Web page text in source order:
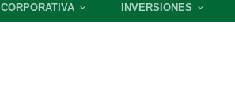
CORPORATIVA INVERSIONES